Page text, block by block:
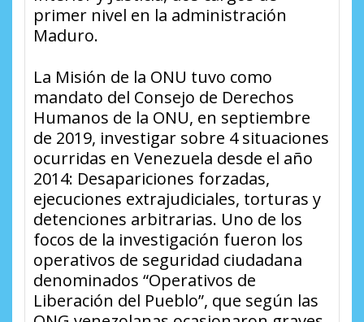
primer nivel en la administración
Maduro.
La Misión de la ONU tuvo como
mandato del Consejo de Derechos
Humanos de la ONU, en septiembre
de 2019, investigar sobre 4 situaciones
ocurridas en Venezuela desde el año
2014: Desapariciones forzadas,
ejecuciones extrajudiciales, torturas y
detenciones arbitrarias. Uno de los
focos de la investigación fueron los
operativos de seguridad ciudadana
denominados “Operativos de
Liberación del Pueblo”, que según las